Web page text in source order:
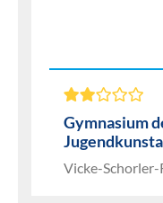
Gymnasium
Vicke-Schorler-